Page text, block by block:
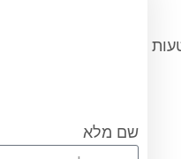
שם מלא